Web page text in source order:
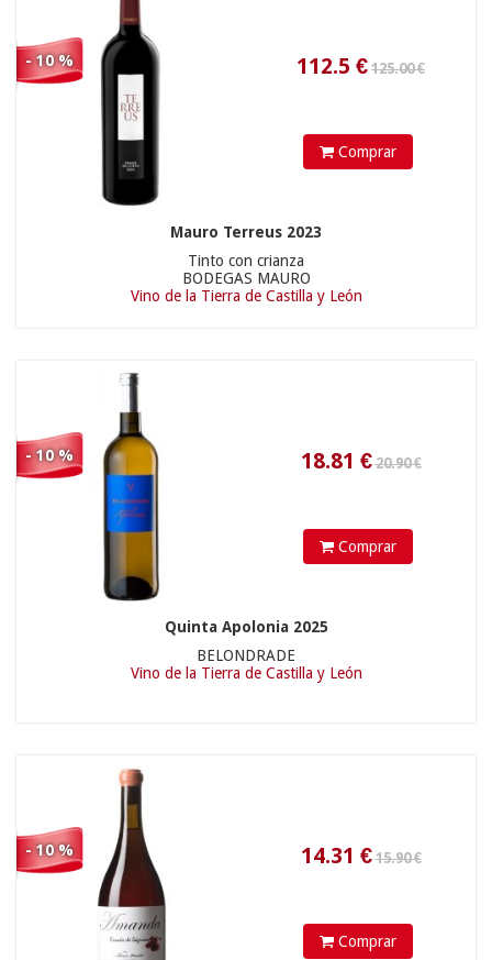
- 10 %
Comprar
Mauro Terreus 2023
Tinto con crianza
BODEGAS MAURO
Vino de la Tierra de Castilla y León
- 10 %
Comprar
Quinta Apolonia 2025
BELONDRADE
Vino de la Tierra de Castilla y León
- 10 %
14.31€
Comprar